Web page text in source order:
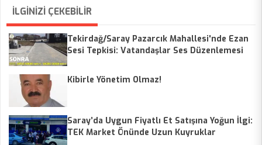
İLGİNİZİ ÇEKEBİLİR
Tekirdağ/Saray Pazarcık Mahallesi'nde Ezan
Sesi Tepkisi: Vatandaşlar Ses Düzenlemesi
Kibirle Yönetim Olmaz!
Saray’da Uygun Fiyatlı Et Satışına Yoğun İlgi:
TEK Market Önünde Uzun Kuyruklar